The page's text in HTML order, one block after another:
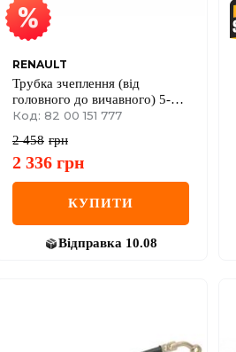
RENAULT
Трубка зчеплення (від
головного до вичавного) 5-
ступінчаста МКП Renault
Код: 82 00 151 777
2 458 грн
2 336 грн
КУПИТИ
Відправка 10.08